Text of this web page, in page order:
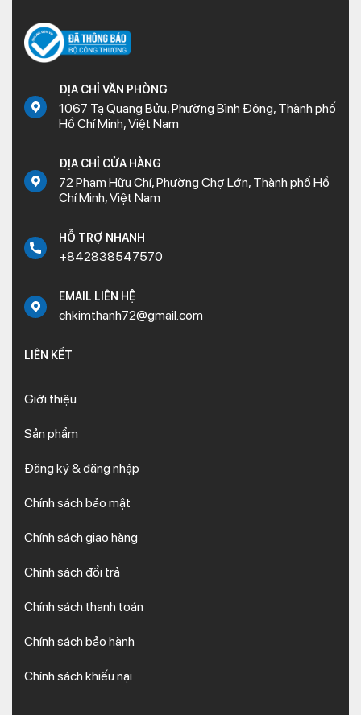
ĐỊA CHỈ VĂN PHÒNG
1067 Tạ Quang Bửu, Phường Bình Đông, Thành phố
Hồ Chí Minh, Việt Nam
ĐỊA CHỈ CỬA HÀNG
72 Phạm Hữu Chí, Phường Chợ Lớn, Thành phố Hồ
Chí Minh, Việt Nam
HỖ TRỢ NHANH
+842838547570
EMAIL LIÊN HỆ
chkimthanh72@gmail.com
LIÊN KẾT
Giới thiệu
Sản phẩm
Đăng ký & đăng nhập
Chính sách bảo mật
Chính sách giao hàng
Chính sách đổi trả
Chính sách thanh toán
Chính sách bảo hành
Chính sách khiếu nại